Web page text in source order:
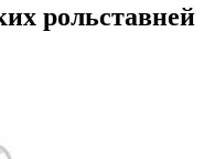
рольставней